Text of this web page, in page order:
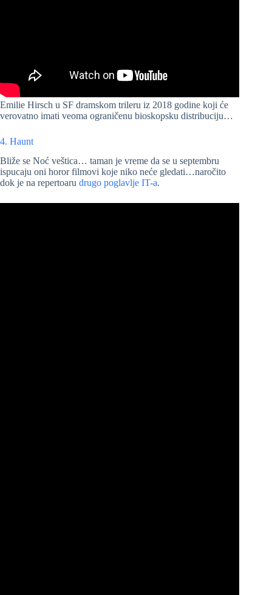
Emilie Hirsch u SF dramskom trileru iz 2018 godine koji će
verovatno imati veoma ograničenu bioskopsku distribuciju…
4. Haunt
Bliže se Noć veštica… taman je vreme da se u septembru
ispucaju oni horor filmovi koje niko neće gledati…naročito
dok je na repertoaru drugo poglavlje IT-a.